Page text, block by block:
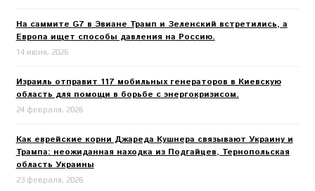
На саммите G7 в Эвиане Трамп и Зеленский встретились, а
Европа ищет способы давления на Россию.
14 июня, 2026
Израиль отправит 117 мобильных генераторов в Киевскую
область для помощи в борьбе с энергокризисом.
24 февраля, 2026
Как еврейские корни Джареда Кушнера связывают Украину и
Трампа: неожиданная находка из Подгайцев, Тернопольская
область Украины
23 февраля, 2026